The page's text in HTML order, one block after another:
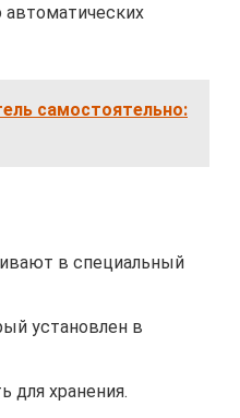
автоматических
самостоятельно:
в специальный
установлен в
для хранения.